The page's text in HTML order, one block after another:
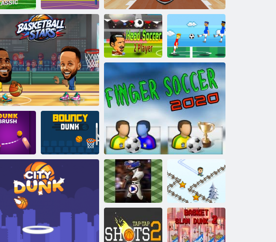
Baschet 3D
liberă
clasică
Basketball
robinet
Staruri de baschet
Jucător de fotbal
2
12 microbuz
Finger Fotbal 2020
dunk Bouncy dunk
Baseball Pro Groovy de schi